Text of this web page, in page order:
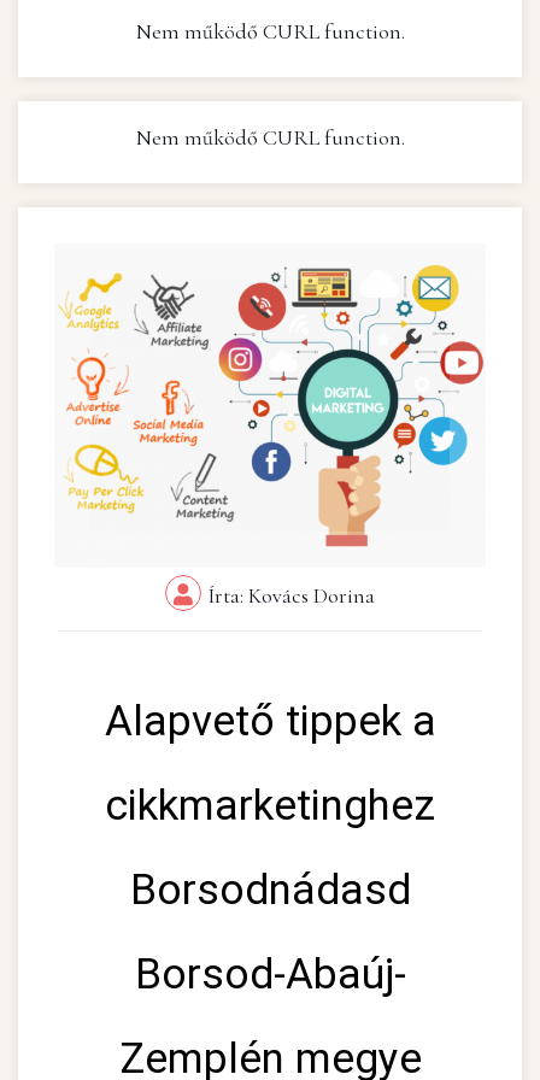
Nem működő CURL function.
Nem működő CURL function.
Írta: Kovács Dorina
Alapvető tippek a
cikkmarketinghez
Borsodnádasd
Borsod-Abaúj-
Zemplén megye